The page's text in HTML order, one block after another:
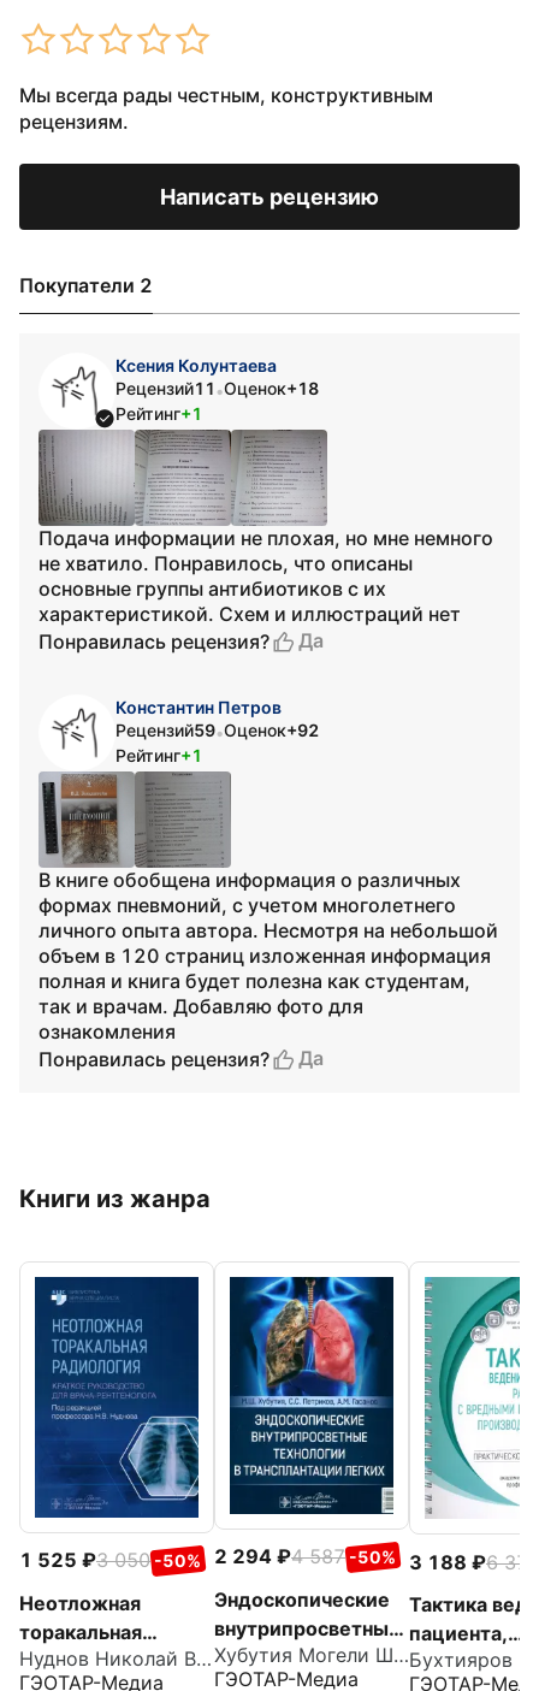
Мы всегда рады честным, конструктивным
рецензиям.
Написать рецензию
Покупатели 2
Ксения Колунтаева
Рецензий11 •Оценок+18
Рейтинг+1
Подача информации не плохая, но мне немного
не хватило. Понравилось, что описаны
основные группы антибиотиков с их
характеристикой. Схем и иллюстраций нет
Понравилась рецензия?
Да
Константин Петров
Рецензий59•Оценок+92
Рейтинг+1
В книге обобщена информация о различных
формах пневмоний, с учетом многолетнего
личного опыта автора. Несмотря на небольшой
объем в 120 страниц изложенная информация
полная и книга будет полезна как студентам,
так и врачам. Добавляю фото для
ознакомления
Понравилась рецензия?
Да
Книги из жанра
1 525 3 050 -50%
Неотложная
торакальная
радиология.
Нуднов Николай Васильевич
ГЭОТАР-Медиа
2 294 4 587 -50%
Эндоскопические
внутрипросветные
технологии в
трансплантации
Хубутия Могели Шалвович
ГЭОТАР-Медиа
3 188
6 376
Тактика
пациента,
ГЭОТАР-